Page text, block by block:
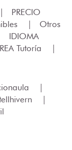
PRECIO
|
Otros
IDIOMA
Tutoría
|
|
|